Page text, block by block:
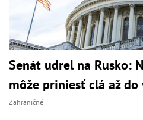
Senát udrel na Rusko:
môže priniesť clá až
Zahraničné